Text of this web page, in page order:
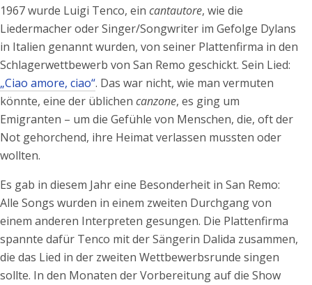
1967 wurde Luigi Tenco, ein cantautore, wie die
Liedermacher oder Singer/Songwriter im Gefolge Dylans
in Italien genannt wurden, von seiner Plattenfirma in den
Schlagerwettbewerb von San Remo geschickt. Sein Lied:
„Ciao amore, ciao“. Das war nicht, wie man vermuten
könnte, eine der üblichen canzone, es ging um
Emigranten – um die Gefühle von Menschen, die, oft der
Not gehorchend, ihre Heimat verlassen mussten oder
wollten.
Es gab in diesem Jahr eine Besonderheit in San Remo:
Alle Songs wurden in einem zweiten Durchgang von
einem anderen Interpreten gesungen. Die Plattenfirma
spannte dafür Tenco mit der Sängerin Dalida zusammen,
die das Lied in der zweiten Wettbewerbsrunde singen
sollte. In den Monaten der Vorbereitung auf die Show